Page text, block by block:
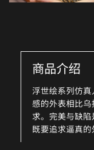
商品介绍
浮世绘系列仿真
感的外表相比
求。完美与缺陷
既要追求逼真的